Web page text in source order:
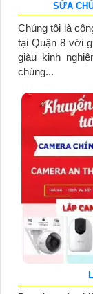
SỬA
Chúng tôi là
tại Quận 8 với
giàu kinh
chúng...